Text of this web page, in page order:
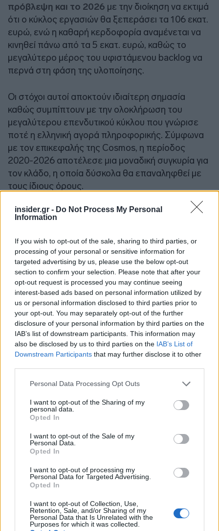
insider.gr - Do Not Process My Personal
Information
If you wish to opt-out of the sale, sharing to third parties, or
processing of your personal or sensitive information for
targeted advertising by us, please use the below opt-out
section to confirm your selection. Please note that after your
opt-out request is processed you may continue seeing
interest-based ads based on personal information utilized by
us or personal information disclosed to third parties prior to
your opt-out. You may separately opt-out of the further
disclosure of your personal information by third parties on the
IAB’s list of downstream participants. This information may
also be disclosed by us to third parties on the IAB’s List of
Downstream Participants that may further disclose it to other
Please note that this website/app uses one or more Google
not limited to your visit or usage behaviour. You may click to
grant or deny consent to Google and its third-party tags to
use your data for below specified purposes in below Google
consent section.
Personal Data Processing Opt Outs
I want to opt-out of the Sharing of my
personal data.
Opted In
I want to opt-out of the Sale of my
Personal Data.
Opted In
I want to opt-out of processing my
Personal Data for Targeted Advertising.
Opted In
I want to opt-out of Collection, Use,
Retention, Sale, and/or Sharing of my
Personal Data that Is Unrelated with the
Purposes for which it was collected.
πρόβλεψη και το 2026 με την διοίκηση να εκτιμά
ότι ο κύκλος εργασιών θα ξεπεράσει τα 106 εκατ.
ευρώ, ενώ η καθαρή κερδοφορία αναμένεται να
κινηθεί πάνω από τα 5 εκατ. ευρώ, καθώς το
μεγαλύτερο μέρος του υφιστάμενου backlog να
περνά στη φάση της υλοποίησης.
Οι στόχοι αυτοί αποκτούν ιδιαίτερη σημασία
καθώς συμπίπτουν με την ολοκλήρωση του
μεγαλύτερου επενδυτικού κύκλου που γνώρισε
ποτέ η ελληνική αγορά πληροφορικής. Σύμφωνα
με τον επικεφαλής της Cosmos, η περίοδος
2020-2026 αποτέλεσε μια μοναδική συγκυρία για
τον κλάδο, η οποία δύσκολα θα επαναληφθεί με
τους ίδιους όρους.
Το τέλος του κύκλου του Ταμείου
Ο κ. Δάφνης περιέγραψε την περίοδο 2020-2026
ως μια ιστορικά μοναδική συγκυρία για την
ελληνική αγορά τεχνολογίας. Η πανδημία
επιτάχυνε δραστικά τον ψηφιακό
μετασχηματισμό, ενώ οι πόροι του Ταμείου
Ανάκαμψης δημιούργησαν έναν πρωτοφανή
επενδυτικό κύκλο σε έργα πληροφορικής.